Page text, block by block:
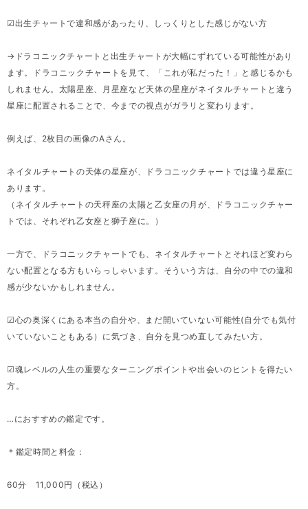
☑出生チャートで違和感があったり、しっくりとした感じがない方
→ドラコニックチャートと出生チャートが大幅にずれている可能性があり
ます。ドラコニックチャートを見て、「これが私だった！」と感じるかも
しれません。太陽星座、月星座など天体の星座がネイタルチャートと違う
星座に配置されることで、今までの視点がガラリと変わります。
例えば、2枚目の画像のAさん。
ネイタルチャートの天体の星座が、ドラコニックチャートでは違う星座に
あります。
（ネイタルチャートの天秤座の太陽と乙女座の月が、ドラコニックチャー
トでは、それぞれ乙女座と獅子座に。）
一方で、ドラコニックチャートでも、ネイタルチャートとそれほど変わら
ない配置となる方もいらっしゃいます。そういう方は、自分の中での違和
感が少ないかもしれません。
☑心の奥深くにある本当の自分や、まだ開いていない可能性(自分でも気付
いていないこともある）に気づき、自分を見つめ直してみたい方。
☑魂レベルの人生の重要なターニングポイントや出会いのヒントを得たい
方。
…におすすめの鑑定です。
＊鑑定時間と料金：
60分 11,000円（税込）